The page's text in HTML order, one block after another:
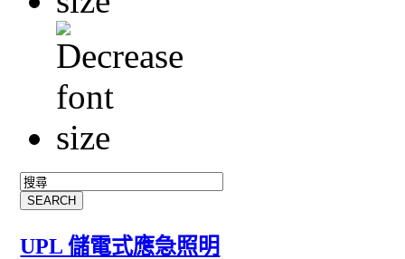
UPL 儲電式應急照明